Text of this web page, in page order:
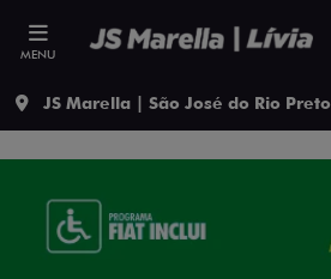
MENU
JS Marella | São José do Rio Preto